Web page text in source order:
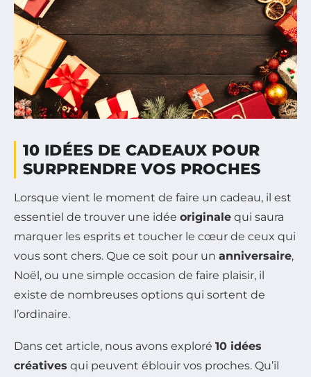
10 IDÉES DE CADEAUX POUR
SURPRENDRE VOS PROCHES
Lorsque vient le moment de faire un cadeau, il est
essentiel de trouver une idée originale qui saura
marquer les esprits et toucher le cœur de ceux qui
vous sont chers. Que ce soit pour un anniversaire,
Noël, ou une simple occasion de faire plaisir, il
existe de nombreuses options qui sortent de
l’ordinaire.
Dans cet article, nous avons exploré 10 idées
créatives qui peuvent éblouir vos proches. Qu’il